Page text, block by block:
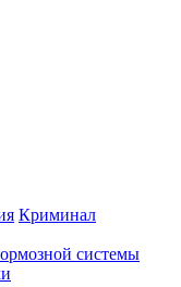
Криминал
системы